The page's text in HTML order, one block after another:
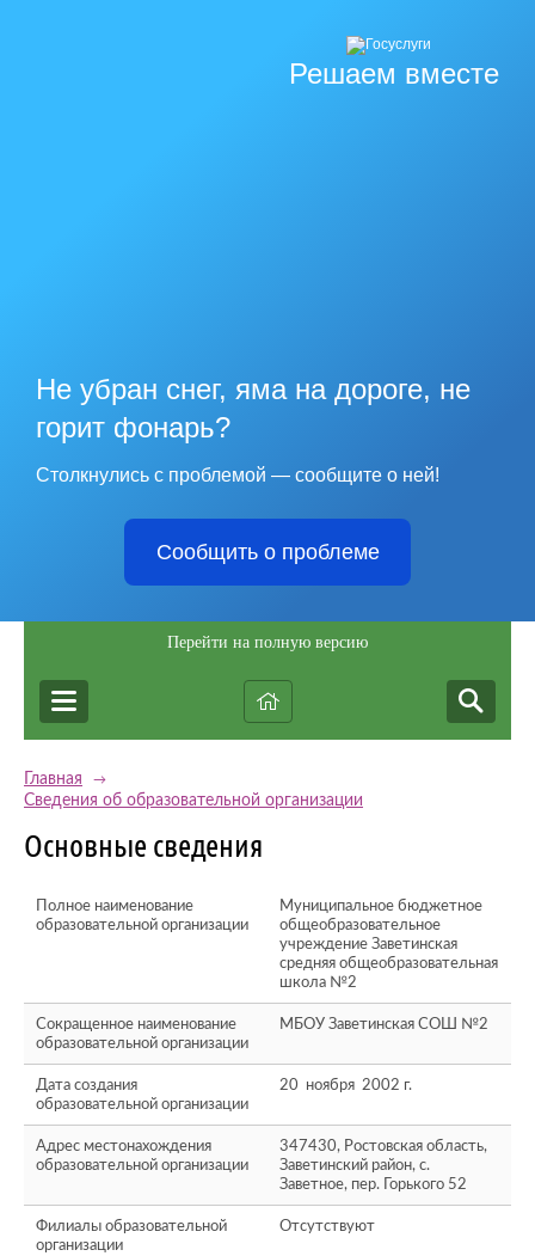
Решаем вместе
Не убран снег, яма на дороге, не
горит фонарь?
Столкнулись с проблемой — сообщите о ней!
Сообщить о проблеме
Перейти на полную версию
Главная →
Сведения об образовательной организации
Основные сведения
Полное наименование
образовательной организации
Муниципальное бюджетное
общеобразовательное
учреждение Заветинская
средняя общеобразовательная
школа №2
Сокращенное наименование
образовательной организации
МБОУ Заветинская СОШ №2
Дата создания
образовательной организации
20 ноября 2002 г.
Адрес местонахождения
образовательной организации
347430, Ростовская область,
Заветинский район, с.
Заветное, пер. Горького 52
Филиалы образовательной
организации
Отсутствуют